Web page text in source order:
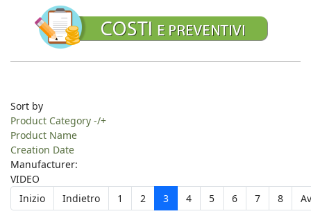
Sort by
Product Category -/+
Product Name
Creation Date
Manufacturer:
VIDEO
Inizio
Indietro 1 2 3 4 5 6 7 8